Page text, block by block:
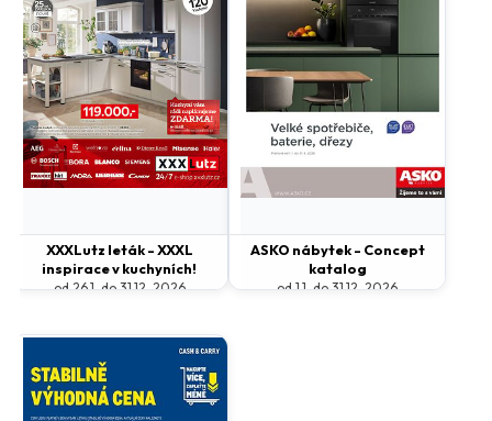
XXXLutz leták - XXXL
inspirace v kuchyních!
od 26.1. do 31.12. 2026
ASKO nábytek - Concept
katalog
od 1.1. do 31.12. 2026